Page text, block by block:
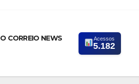
O CORREIO NEWS Acessos
5.182